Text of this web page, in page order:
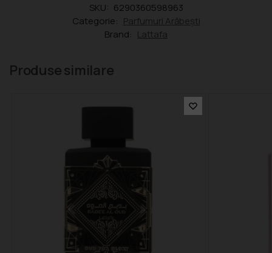
SKU: 6290360598963
Categorie: Parfumuri Arăbești
Brand: Lattafa
Produse similare